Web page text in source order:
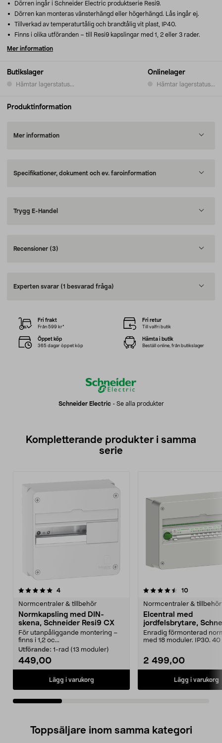
Butikslager
Hämtar lagerstatus...
Onlinelager
Hämtar lagerstatus...
Dörren ingår i Schneider Electric produktserie Resi9.
Dörren kan monteras vänsterhängd eller högerhängd. Lås ingår ej.
Tillverkad av temperaturtålig och brandtålig vit plast, IP40.
Finns i olika utföranden – till Resi9 kapslingar med 1, 2 eller 3 rader.
Mer information
Produktinformation
Mer information
Specifikationer, dokument och ev. faroinformation
Trygg E-Handel
Recensioner (3)
Experten svarar (1 besvarad fråga)
Schneider Electric- Se alla produkter
Fri frakt
Från 599 kr*
Fri retur
Till valfri butik
Öppet köp
365 dagar öppet köp
Hämta i butik
Beställ online, från butikslager
Kompletterande produkter i samma
serie
4recensioner
Normcentraler & tillbehör
Normkapsling med DIN-
skena, Schneider Resi9 CX
För utanpåliggande montering –
finns i 1,2 oc...
Utförande: 1-rad (13 moduler)
449,00
Lägg i varukorg
4.5av 5 stjärnor 10recensioner
Normcentraler & tillbehör
Elcentral med
jordfelsbrytare,
Resi9 CX, enradig
Enradig förmonterad
med 18 moduler. IP30. 40
2 499,00
Lägg i varukorg
5.0av 5 stjärnor
Toppsäljare inom samma kategori